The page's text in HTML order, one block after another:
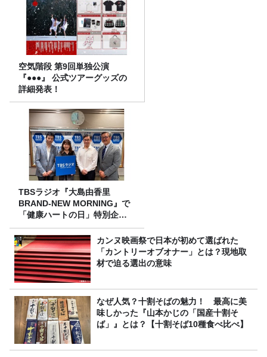
空気階段 第9回単独公演
『●●●』 公式ツアーグッズの
詳細発表！
TBSラジオ『大島由香里
BRAND-NEW MORNING』で
「健康ハートの日」特別企画
を8/10（月）に放送
カンヌ映画祭で日本が初めて選ばれた
「カントリーオブオナー」とは？現地取
材で迫る選出の意味
なぜ人気？十割そばの魅力！ 最高に美
味しかった『山本かじの「国産十割そ
ば」』とは？【十割そば10種食べ比べ】